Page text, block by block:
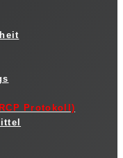
Protokoll)